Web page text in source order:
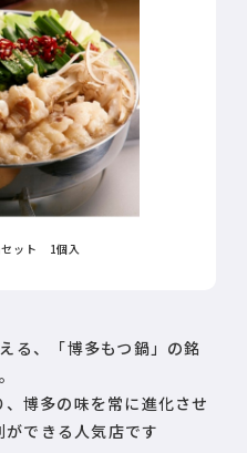
セット 1個入
る、「博多もつ鍋」の銘
博多の味を常に進化させ
できる人気店です